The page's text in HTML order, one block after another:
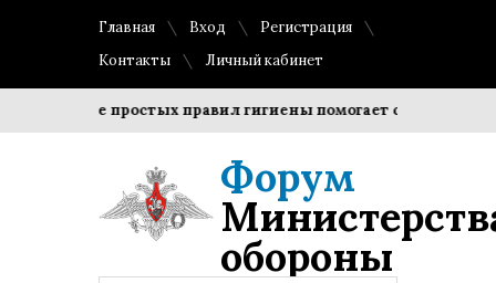
Главная Вход
Регистрация
Контакты
Личный кабинет
простых правил гигиены помогает сохранить
Форум
обороны